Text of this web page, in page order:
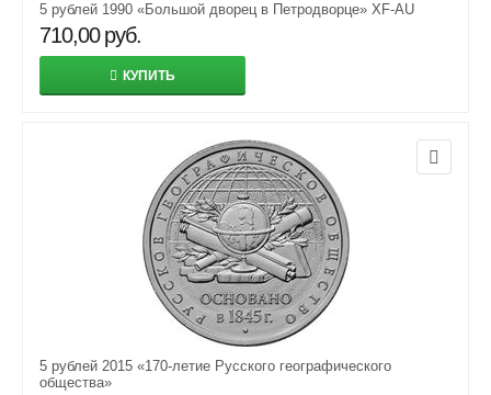
5 рублей 1990 «Большой дворец в Петродворце» XF-AU
710,00 руб.
КУПИТЬ
5 рублей 2015 «170-летие Русского географического
общества»